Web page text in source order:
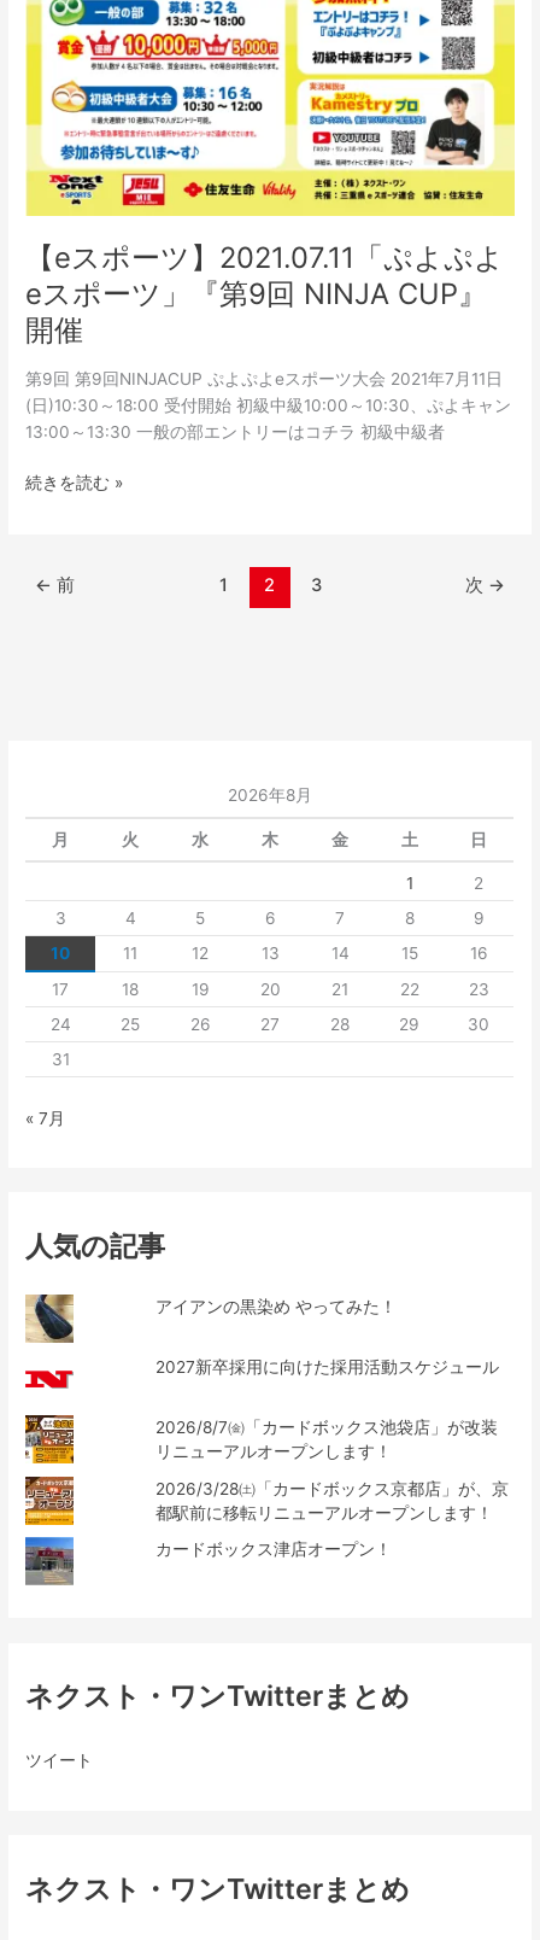
【eスポーツ】2021.07.11「ぷよぷよ
eスポーツ」『第9回 NINJA CUP』
開催
第9回 第9回NINJACUP ぷよぷよeスポーツ大会 2021年7月11日
(日)10:30～18:00 受付開始 初級中級10:00～10:30、ぷよキャン
13:00～13:30 一般の部エントリーはコチラ 初級中級者
CUP』
続きを読む »
← 前 1 2 3 次 →
2026年8月
月 火 水 木 金 土 日
1
2
3
4 5 6 7 8
9
10
11 12 13 14 15
16
17
18 19 20 21 22
23
24
25 26 27 28 29
30
31
« 7月
人気の記事
アイアンの黒染め やってみた！
2027新卒採用に向けた採用活動スケジュール
2026/8/7㈮「カードボックス池袋店」が改装
リニューアルオープンします！
2026/3/28㈯「カードボックス京都店」が、京
都駅前に移転リニューアルオープンします！
カードボックス津店オープン！
ネクスト・ワンTwitterまとめ
ツイート
ネクスト・ワンTwitterまとめ